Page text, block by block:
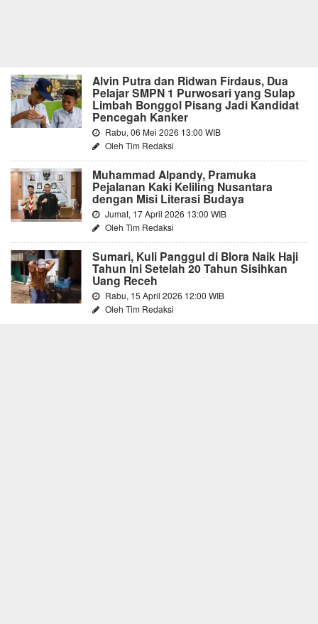
Alvin Putra dan Ridwan Firdaus, Dua
Pelajar SMPN 1 Purwosari yang Sulap
Limbah Bonggol Pisang Jadi Kandidat
Pencegah Kanker
Rabu, 06 Mei 2026 13:00 WIB
Oleh Tim Redaksi
Muhammad Alpandy, Pramuka
Pejalanan Kaki Keliling Nusantara
dengan Misi Literasi Budaya
Jumat, 17 April 2026 13:00 WIB
Oleh Tim Redaksi
Sumari, Kuli Panggul di Blora Naik Haji
Tahun Ini Setelah 20 Tahun Sisihkan
Uang Receh
Rabu, 15 April 2026 12:00 WIB
Oleh Tim Redaksi